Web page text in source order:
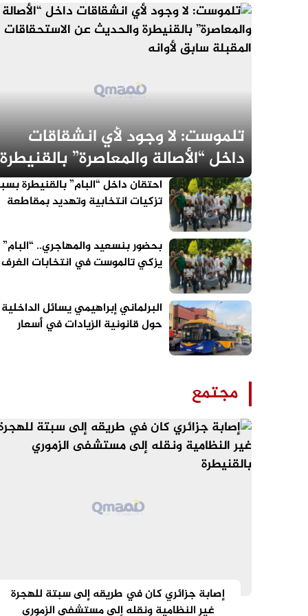
تلموست: لا وجود لأي انشقاقات
داخل “الأصالة والمعاصرة” بالقنيطرة
والحديث عن الاستحقاقات المقبلة
سابق لأوانه
احتقان داخل “البام” بالقنيطرة
تزكيات انتخابية وتهديد بمقاطعة
بحضور بنسعيد والمهاجري.. “البام”
يزكي تالموست في انتخابات الغرف
البرلماني إبراهيمي يسائل الداخلية
حول قانونية الزيادات في أسعار
مجتمع
إصابة جزائري كان في طريقه إلى سبتة للهجرة
غير النظامية ونقله إلى مستشفى الزموري